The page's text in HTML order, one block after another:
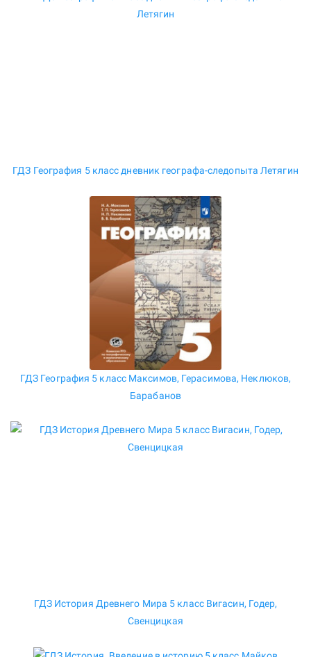
ГДЗ География 5 класс дневник географа-следопыта Летягин
ГДЗ География 5 класс Максимов, Герасимова, Неклюков,
Барабанов
ГДЗ История Древнего Мира 5 класс Вигасин, Годер,
Свенцицкая